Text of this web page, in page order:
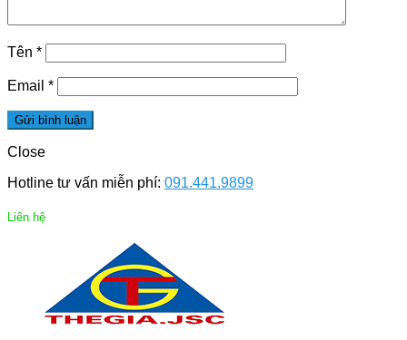
Tên *
Email *
Close
Hotline tư vấn miễn phí: 091.441.9899
Liên hệ